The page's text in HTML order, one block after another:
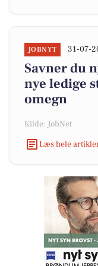
JOBNYT 31-07-
Savner du
nye ledige
omegn
Kilde: JobNet
Læs hele